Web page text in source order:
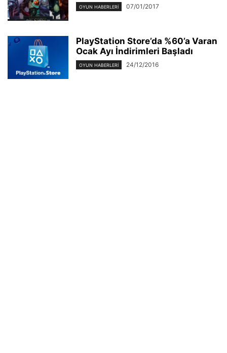
OYUN HABERLERI 07/01/2017
PlayStation Store’da %60’a Varan
Ocak Ayı İndirimleri Başladı
OYUN HABERLERI 24/12/2016